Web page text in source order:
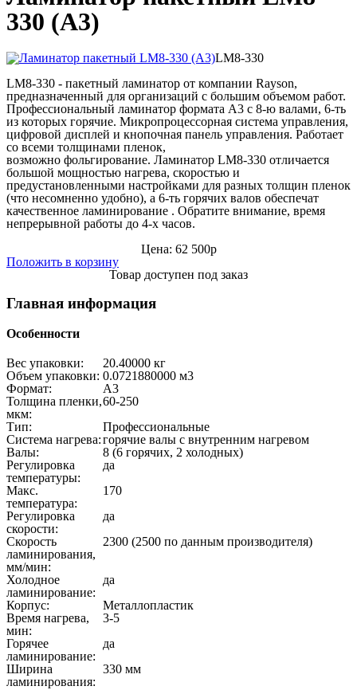
330 (А3)
LM8-330
LM8-330 - пакетный ламинатор от компании Rayson,
предназначенный для организаций с большим объемом работ.
Профессиональный ламинатор формата А3 с 8-ю валами, 6-ть
из которых горячие. Микропроцессорная система управления,
цифровой дисплей и кнопочная панель управления. Работает
со всеми толщинами пленок,
возможно фольгирование. Ламинатор LM8-330 отличается
большой мощностью нагрева, скоростью и
предустановленными настройками для разных толщин пленок
(что несомненно удобно), а 6-ть горячих валов обеспечат
качественное ламинирование . Обратите внимание, время
непрерывной работы до 4-х часов.
Цена: 62 500р
Положить в корзину
Товар доступен под заказ
Главная информация
Особенности
Вес упаковки:
20.40000 кг
Объем упаковки: 0.0721880000 м3
Формат:
А3
Толщина пленки,
мкм:
60-250
Тип:
Профессиональные
Система нагрева:горячие валы с внутренним нагревом
Валы:
8 (6 горячих, 2 холодных)
Регулировка
температуры:
да
Макс.
температура:
170
Регулировка
скорости:
да
Скорость
ламинирования,
мм/мин:
2300 (2500 по данным производителя)
Холодное
ламинирование:
да
Корпус:
Металлопластик
Время нагрева,
мин:
3-5
Горячее
ламинирование:
да
Ширина
ламинирования:
330 мм